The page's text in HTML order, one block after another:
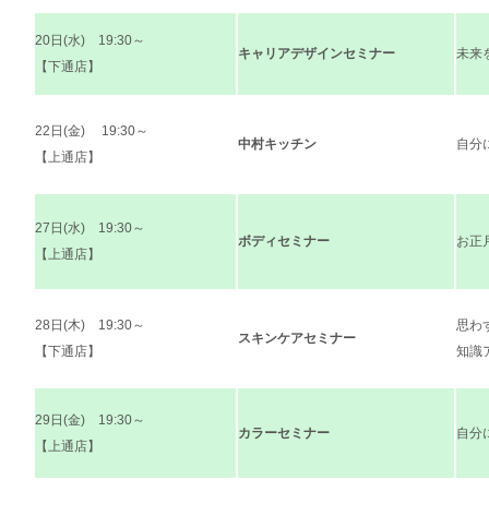
20日(水) 19:30～
【下通店】
キャリアデザインセミナー 未来
22日(金) 19:30～
【上通店】
中村キッチン 自分
27日(水) 19:30～
【上通店】
ボディセミナー お正
28日(木) 19:30～
【下通店】
スキンケアセミナー
思わ
知識
29日(金) 19:30～
【上通店】
カラーセミナー 自分